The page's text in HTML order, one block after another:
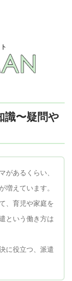
識〜疑問や
があるくらい、
増えています。
、育児や家庭を
という働き方は
に役立つ、派遣